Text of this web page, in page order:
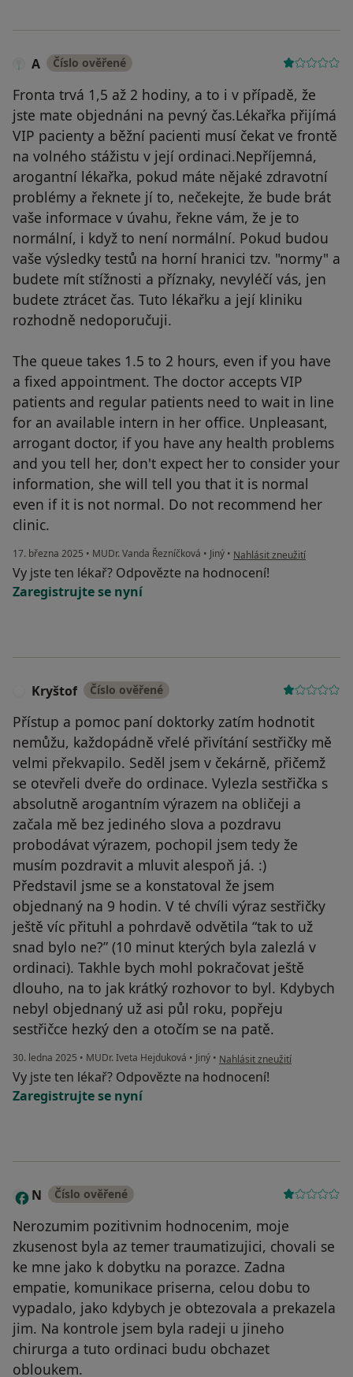
A Číslo ověřené
Fronta trvá 1,5 až 2 hodiny, a to i v případě, že
jste mate objednáni na pevný čas.Lékařka přijímá
VIP pacienty a běžní pacienti musí čekat ve frontě
na volného stážistu v její ordinaci.Nepříjemná,
arogantní lékařka, pokud máte nějaké zdravotní
problémy a řeknete jí to, nečekejte, že bude brát
vaše informace v úvahu, řekne vám, že je to
normální, i když to není normální. Pokud budou
vaše výsledky testů na horní hranici tzv. "normy" a
budete mít stížnosti a příznaky, nevyléčí vás, jen
budete ztrácet čas. Tuto lékařku a její kliniku
rozhodně nedoporučuji.
The queue takes 1.5 to 2 hours, even if you have
a fixed appointment. The doctor accepts VIP
patients and regular patients need to wait in line
for an available intern in her office. Unpleasant,
arrogant doctor, if you have any health problems
and you tell her, don't expect her to consider your
information, she will tell you that it is normal
even if it is not normal. Do not recommend her
clinic.
17. března 2025 • MUDr. Vanda Řezníčková • Jiný • podle názoru uživatele A
Nahlásit zneužití
Vy jste ten lékař? Odpovězte na hodnocení!
Zaregistrujte se nyní
Kryštof Číslo ověřené
Přístup a pomoc paní doktorky zatím hodnotit
nemůžu, každopádně vřelé přivítání sestřičky mě
velmi překvapilo. Seděl jsem v čekárně, přičemž
se otevřeli dveře do ordinace. Vylezla sestřička s
absolutně arogantním výrazem na obličeji a
začala mě bez jediného slova a pozdravu
probodávat výrazem, pochopil jsem tedy že
musím pozdravit a mluvit alespoň já. :)
Představil jsme se a konstatoval že jsem
objednaný na 9 hodin. V té chvíli výraz sestřičky
ještě víc přituhl a pohrdavě odvětila “tak to už
snad bylo ne?” (10 minut kterých byla zalezlá v
ordinaci). Takhle bych mohl pokračovat ještě
dlouho, na to jak krátký rozhovor to byl. Kdybych
nebyl objednaný už asi půl roku, popřeju
sestřičce hezký den a otočím se na patě.
30. ledna 2025 • MUDr. Iveta Hejduková • Jiný • podle názoru uživatele Kryštof
Nahlásit zneužití
Vy jste ten lékař? Odpovězte na hodnocení!
Zaregistrujte se nyní
N Číslo ověřené
Nerozumim pozitivnim hodnocenim, moje
zkusenost byla az temer traumatizujici, chovali se
ke mne jako k dobytku na porazce. Zadna
empatie, komunikace priserna, celou dobu to
vypadalo, jako kdybych je obtezovala a prekazela
jim. Na kontrole jsem byla radeji u jineho
chirurga a tuto ordinaci budu obchazet
obloukem.